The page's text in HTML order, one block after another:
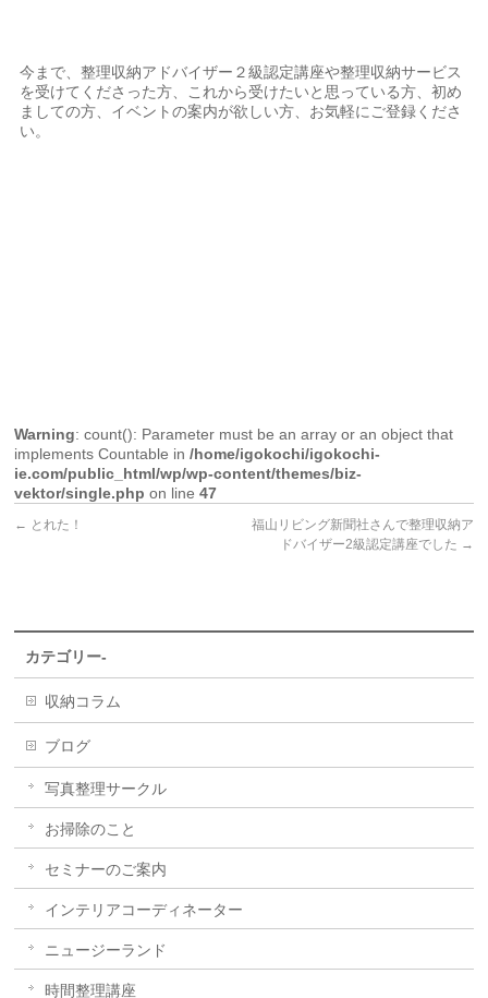
今まで、整理収納アドバイザー２級認定講座や整理収納サービス
を受けてくださった方、これから受けたいと思っている方、初め
ましての方、イベントの案内が欲しい方、お気軽にご登録くださ
い。
Warning: count(): Parameter must be an array or an object that
implements Countable in/home/igokochi/igokochi-
ie.com/public_html/wp/wp-content/themes/biz-
vektor/single.php on line47
← とれた！
福山リビング新聞社さんで整理収納ア
ドバイザー2級認定講座でした →
カテゴリー-
収納コラム
ブログ
写真整理サークル
お掃除のこと
セミナーのご案内
インテリアコーディネーター
ニュージーランド
時間整理講座